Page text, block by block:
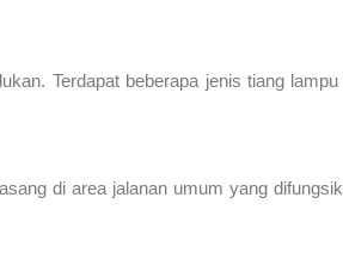
Terdapat beberapa jenis tiang
di area jalanan umum yang